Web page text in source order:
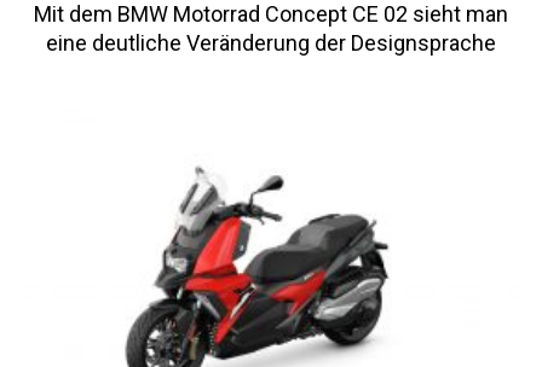
Mit dem BMW Motorrad Concept CE 02 sieht man
eine deutliche Veränderung der Designsprache